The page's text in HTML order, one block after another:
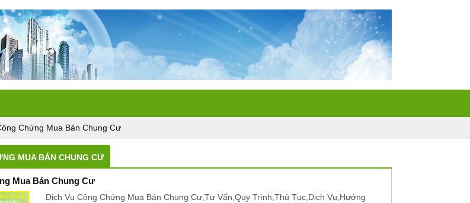
Chứng Mua Bán Chung Cư
MUA BÁN CHUNG CƯ
Mua Bán Chung Cư
Dịch Vụ Công Chứng Mua Bán Chung Cư,Tư Vấn,Quy Trình,Thủ Tục,Dịch Vụ,Hướng